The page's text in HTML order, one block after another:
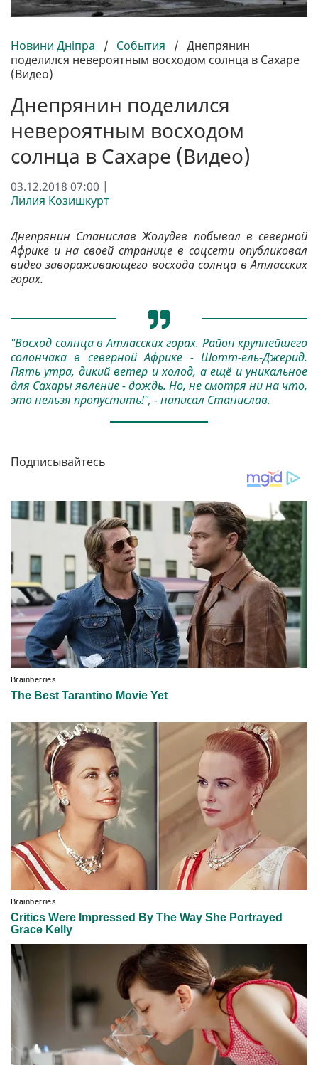
Новини Дніпра / События / Днепрянин
поделился невероятным восходом солнца в Сахаре
(Видео)
Днепрянин поделился
невероятным восходом
солнца в Сахаре (Видео)
03.12.2018 07:00 |
Лилия Козишкурт
Днепрянин Станислав Жолудев побывал в северной
Африке и на своей странице в соцсети опубликовал
видео завораживающего восхода солнца в Атласских
горах.
"Восход солнца в Атласских горах. Район крупнейшего
солончака в северной Африке - Шотт-ель-Джерид.
Пять утра, дикий ветер и холод, а ещё и уникальное
для Сахары явление - дождь. Но, не смотря ни на что,
это нельзя пропустить!", - написал Станислав.
Подписывайтесь